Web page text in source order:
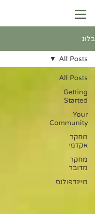
בלוג
All Posts
Getting
Started
Your
Community
מחקר
אקדמי
מחקר
מדובר
מיינדפולנס
All Posts